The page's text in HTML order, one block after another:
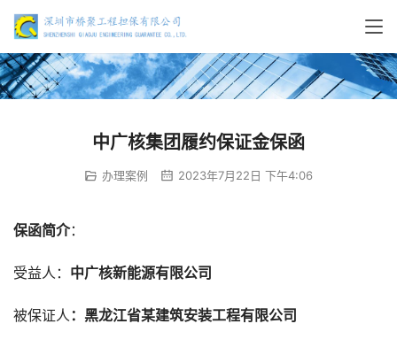
中广核集团履约保证金保函
办理案例 2023年7月22日 下午4:06
保函简介：
受益人： 中广核新能源有限公司
被保证人 ：黑龙江省某建筑安装工程有限公司